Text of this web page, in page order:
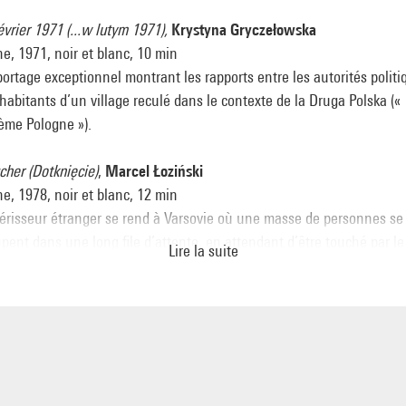
1971 (...w lutym 1971), Krystyna Gryczełowska
1971, noir et blanc, 10 min
exceptionnel montrant les rapports entre les autorités
d’un village reculé dans le contexte de la Druga Polska («
Pologne »).
(Dotknięcie), Marcel Łoziński
1978, noir et blanc, 12 min
étranger se rend à Varsovie où une masse de personnes se
dans une long file d’attente, en attendant d’être touché par le
Lire la suite